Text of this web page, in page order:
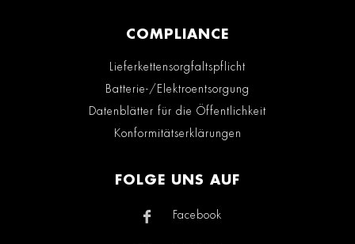
COMPLIANCE
Lieferkettensorgfaltspflicht
Batterie-/Elektroentsorgung
Datenblätter für die Öffentlichkeit
Konformitätserklärungen
FOLGE UNS AUF
Facebook